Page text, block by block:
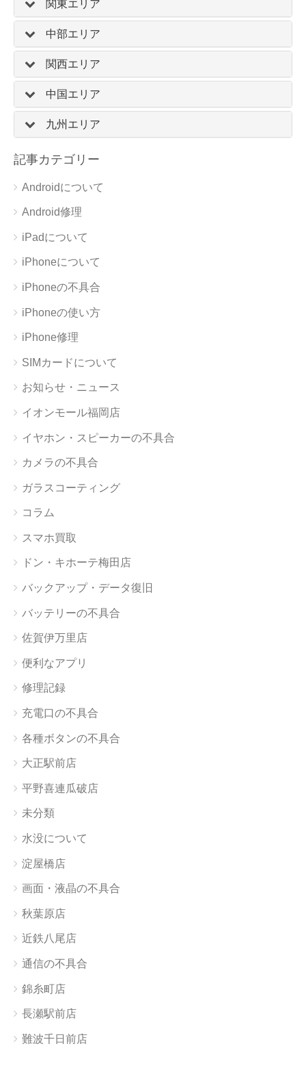
関東エリア
中部エリア
関西エリア
中国エリア
九州エリア
記事カテゴリー
Androidについて
Android修理
iPadについて
iPhoneについて
iPhoneの不具合
iPhoneの使い方
iPhone修理
SIMカードについて
お知らせ・ニュース
イオンモール福岡店
イヤホン・スピーカーの不具合
カメラの不具合
ガラスコーティング
コラム
スマホ買取
ドン・キホーテ梅田店
バックアップ・データ復旧
バッテリーの不具合
佐賀伊万里店
便利なアプリ
修理記録
充電口の不具合
各種ボタンの不具合
大正駅前店
平野喜連瓜破店
未分類
水没について
淀屋橋店
画面・液晶の不具合
秋葉原店
近鉄八尾店
通信の不具合
錦糸町店
長瀬駅前店
難波千日前店